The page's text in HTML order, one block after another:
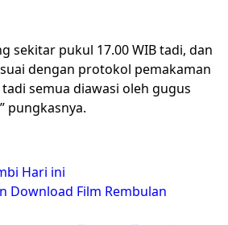
sekitar pukul 17.00 WIB tadi, dan
dengan protokol pemakaman
semua diawasi oleh gugus
pungkasnya.
Hari ini
Download Film Rembulan